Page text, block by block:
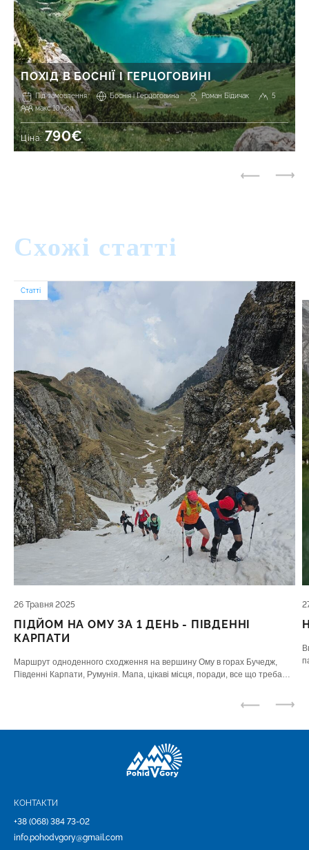
ПОХІД В БОСНІЇ І ГЕРЦОГОВИНІ
Під замовлення Боснія і Герцоговина Роман Бідичак
5
макс 10 чол.
Ціна:790€
Схожі статті
Статті
26 Травня 2025
ПІДЙОМ НА ОМУ ЗА 1 ДЕНЬ - ПІВДЕННІ
КАРПАТИ
Маршрут одноденного сходження на вершину Ому в горах Бучедж,
Південні Карпати, Румунія. Мапа, цікаві місця, поради, все що треба
КОНТАКТИ
+38 (068) 384 73-02
info.pohodvgory@gmail.com